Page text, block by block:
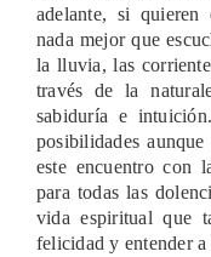
adelante, si quieren
nada mejor que
la lluvia, las
través de la
sabiduría e
posibilidades
este encuentro con
para todas las
vida espiritual que
felicidad y entender a